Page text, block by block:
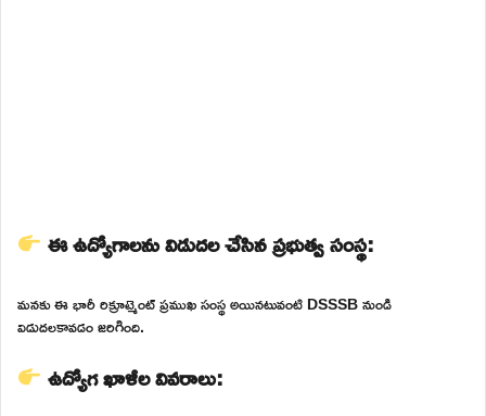
ఈ ఉద్యోగాలను విడుదల చేసిన ప్రభుత్వ సంస్థ:
మనకు ఈ భారీ రిక్రూట్మెంట్ ప్రముఖ సంస్థ అయినటువంటి DSSSB నుండి
విడుదలకావడం జరిగింది.
ఉద్యోగ ఖాళీల వివరాలు: